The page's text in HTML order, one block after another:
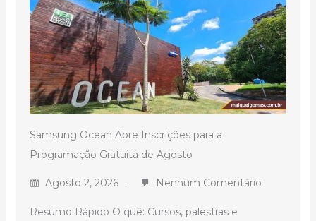
Samsung Ocean Abre Inscrições para a
Programação Gratuita de Agosto
Agosto 2, 2026 Nenhum Comentário
Resumo Rápido O quê: Cursos, palestras e